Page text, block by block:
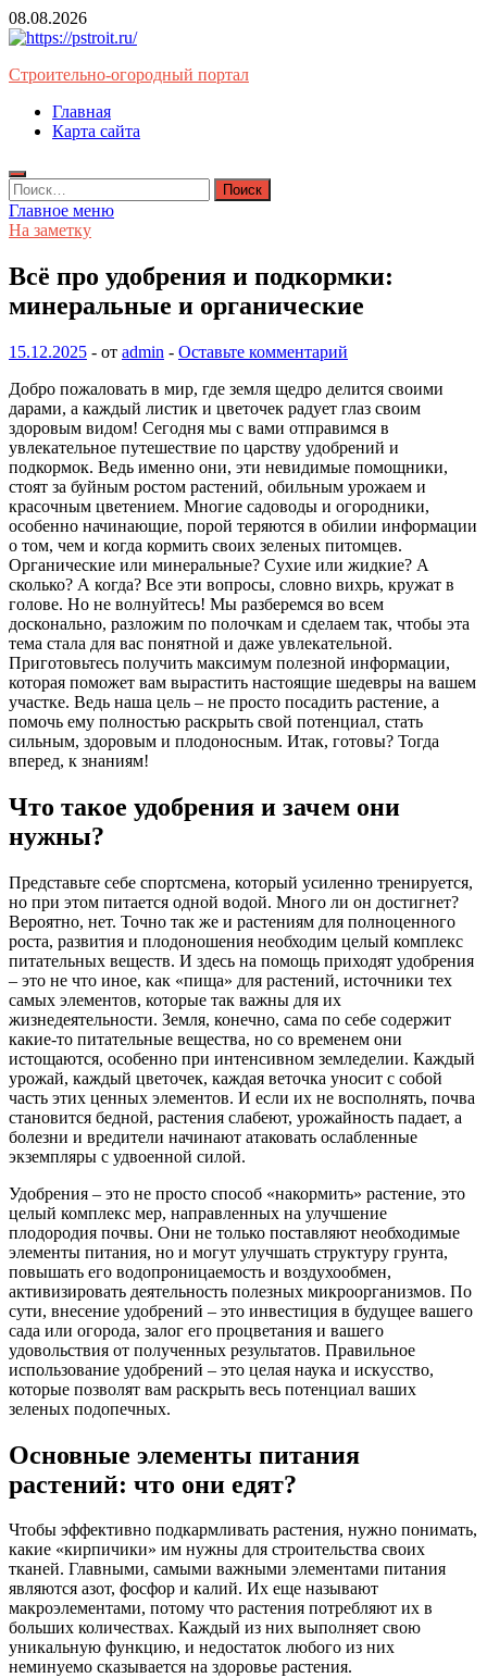
Перейти
к
08.08.2026
Строительно-огородный портал
Главная
Карта сайта
Найти:
Главное меню
На заметку
Всё про удобрения и подкормки:
минеральные и органические
15.12.2025 - от admin - Оставьте комментарий
Добро пожаловать в мир, где земля щедро делится своими
дарами, а каждый листик и цветочек радует глаз своим
здоровым видом! Сегодня мы с вами отправимся в
увлекательное путешествие по царству удобрений и
подкормок. Ведь именно они, эти невидимые помощники,
стоят за буйным ростом растений, обильным урожаем и
красочным цветением. Многие садоводы и огородники,
особенно начинающие, порой теряются в обилии информации
о том, чем и когда кормить своих зеленых питомцев.
Органические или минеральные? Сухие или жидкие? А
сколько? А когда? Все эти вопросы, словно вихрь, кружат в
голове. Но не волнуйтесь! Мы разберемся во всем
досконально, разложим по полочкам и сделаем так, чтобы эта
тема стала для вас понятной и даже увлекательной.
Приготовьтесь получить максимум полезной информации,
которая поможет вам вырастить настоящие шедевры на вашем
участке. Ведь наша цель – не просто посадить растение, а
помочь ему полностью раскрыть свой потенциал, стать
сильным, здоровым и плодоносным. Итак, готовы? Тогда
вперед, к знаниям!
Что такое удобрения и зачем они
нужны?
Представьте себе спортсмена, который усиленно тренируется,
но при этом питается одной водой. Много ли он достигнет?
Вероятно, нет. Точно так же и растениям для полноценного
роста, развития и плодоношения необходим целый комплекс
питательных веществ. И здесь на помощь приходят удобрения
– это не что иное, как «пища» для растений, источники тех
самых элементов, которые так важны для их
жизнедеятельности. Земля, конечно, сама по себе содержит
какие-то питательные вещества, но со временем они
истощаются, особенно при интенсивном земледелии. Каждый
урожай, каждый цветочек, каждая веточка уносит с собой
часть этих ценных элементов. И если их не восполнять, почва
становится бедной, растения слабеют, урожайность падает, а
болезни и вредители начинают атаковать ослабленные
экземпляры с удвоенной силой.
Удобрения – это не просто способ «накормить» растение, это
целый комплекс мер, направленных на улучшение
плодородия почвы. Они не только поставляют необходимые
элементы питания, но и могут улучшать структуру грунта,
повышать его водопроницаемость и воздухообмен,
активизировать деятельность полезных микроорганизмов. По
сути, внесение удобрений – это инвестиция в будущее вашего
сада или огорода, залог его процветания и вашего
удовольствия от полученных результатов. Правильное
использование удобрений – это целая наука и искусство,
которые позволят вам раскрыть весь потенциал ваших
зеленых подопечных.
Основные элементы питания
растений: что они едят?
Чтобы эффективно подкармливать растения, нужно понимать,
какие «кирпичики» им нужны для строительства своих
тканей. Главными, самыми важными элементами питания
являются азот, фосфор и калий. Их еще называют
макроэлементами, потому что растения потребляют их в
больших количествах. Каждый из них выполняет свою
уникальную функцию, и недостаток любого из них
неминуемо сказывается на здоровье растения.